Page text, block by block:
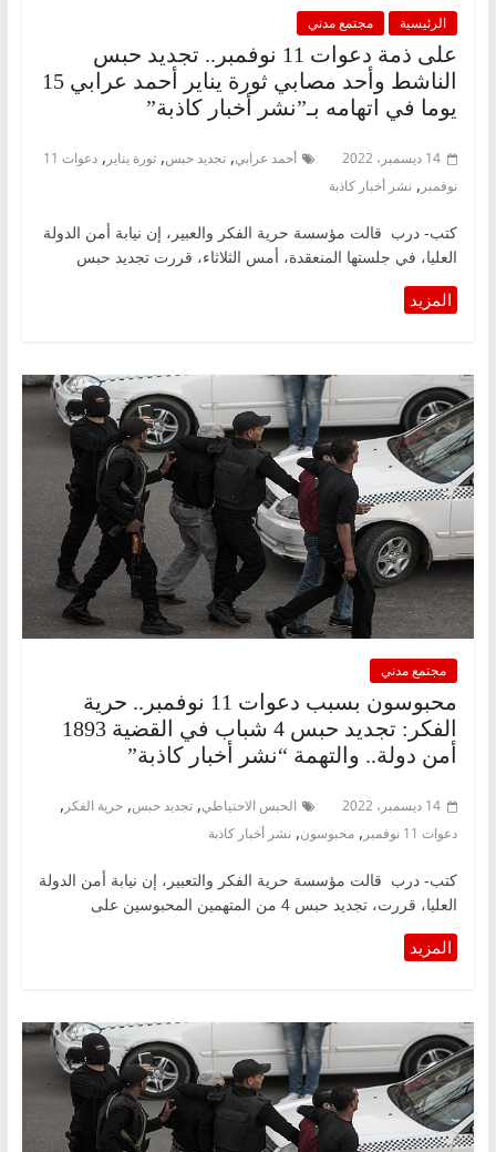
الرئيسية مجتمع مدني
على ذمة دعوات 11 نوفمبر.. تجديد حبس
الناشط وأحد مصابي ثورة يناير أحمد عرابي 15
يوما في اتهامه بـ”نشر أخبار كاذبة”
14 ديسمبر، 2022 أحمد عرابي, تجديد حبس, ثورة يناير ,
دعوات 11
نوفمبر , نشر أخبار كاذبة
كتب- درب قالت مؤسسة حرية الفكر والعبير، إن نيابة أمن الدولة
العليا، في جلستها المنعقدة، أمس الثلاثاء، قررت تجديد حبس
مجتمع مدني
محبوسون بسبب دعوات 11 نوفمبر.. حرية
الفكر: تجديد حبس 4 شباب في القضية 1893
أمن دولة.. والتهمة “نشر أخبار كاذبة”
14 ديسمبر، 2022 الحبس الاحتياطي, تجديد حبس, حرية الفكر ,
دعوات 11 نوفمبر , محبوسون, نشر أخبار كاذبة
كتب- درب قالت مؤسسة حرية الفكر والتعبير، إن نيابة أمن الدولة
العليا، قررت، تجديد حبس 4 من المتهمين المحبوسين على